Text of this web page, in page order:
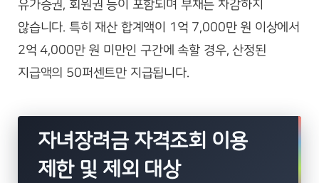
유가증권, 회원권 등이 포함되며 부채는 차감하지
않습니다. 특히 재산 합계액이 1억 7,000만 원 이상에서
2억 4,000만 원 미만인 구간에 속할 경우, 산정된
지급액의 50퍼센트만 지급됩니다.
자녀장려금 자격조회 이용
제한 및 제외 대상